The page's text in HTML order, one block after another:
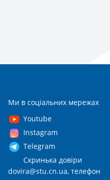
Ми в соціальних мережах
Youtube
Instagram
Telegram
Скринька довіри
dovira@stu.cn.ua, телефон